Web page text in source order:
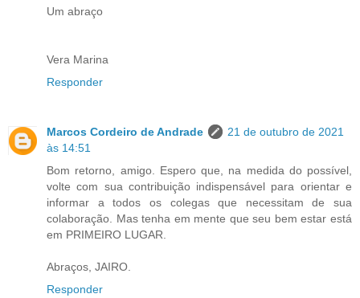
Um abraço
Vera Marina
Responder
Marcos Cordeiro de Andrade
21 de outubro de 2021
às 14:51
Bom retorno, amigo. Espero que, na medida do possível,
volte com sua contribuição indispensável para orientar e
informar a todos os colegas que necessitam de sua
colaboração. Mas tenha em mente que seu bem estar está
em PRIMEIRO LUGAR.
Abraços, JAIRO.
Responder